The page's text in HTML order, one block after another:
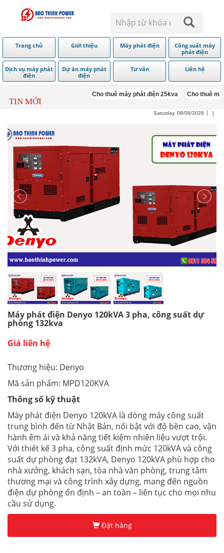
Trang chủ Giới thiệu Máy phát điện
Công suất máy
phát điện
Dịch vụ máy phát
điện
Dự án máy phát
điện
Tư vấn Liên hệ
TIN MỚI
Cho thuê máy phát điện 25kva Cho thuê
Saturday, 08/08/2026 |
Máy phát điện Denyo 120kVA 3 pha, công suất dự
phòng 132kva
Giá liên hệ
Thương hiệu: Denyo
Mã sản phẩm: MPD120KVA
Thông số kỹ thuật
Máy phát điện Denyo 120kVA là dòng máy công suất
trung bình đến từ Nhật Bản, nổi bật với độ bền cao, vận
hành êm ái và khả năng tiết kiệm nhiên liệu vượt trội.
Với thiết kế 3 pha, công suất định mức 120kVA và công
suất dự phòng đạt 132kVA, Denyo 120kVA phù hợp cho
nhà xưởng, khách sạn, tòa nhà văn phòng, trung tâm
thương mại và công trình xây dựng, mang đến nguồn
điện dự phòng ổn định – an toàn – liên tục cho mọi nhu
cầu sử dụng.
Đặt hàng